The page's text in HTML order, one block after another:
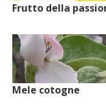
Frutto della
Mele cotogne